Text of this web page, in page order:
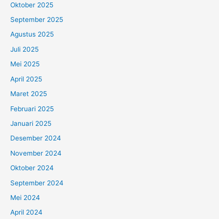
Oktober 2025
September 2025
Agustus 2025
Juli 2025
Mei 2025
April 2025
Maret 2025
Februari 2025
Januari 2025
Desember 2024
November 2024
Oktober 2024
September 2024
Mei 2024
April 2024